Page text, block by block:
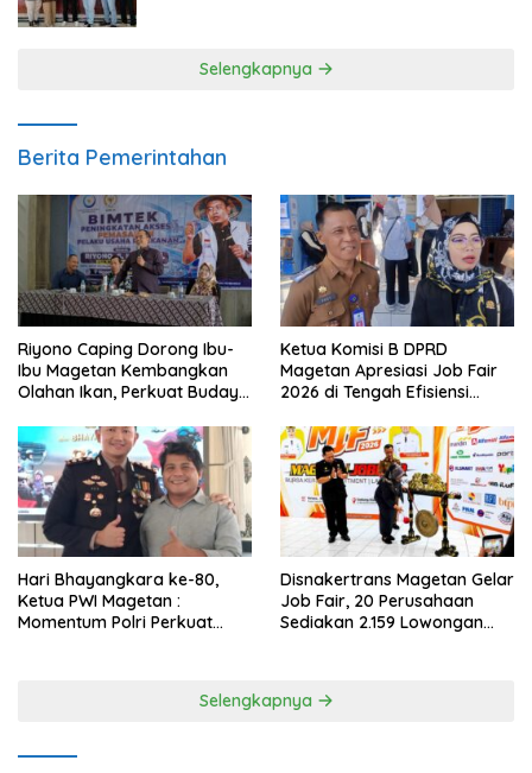
Selengkapnya
Berita Pemerintahan
Riyono Caping Dorong Ibu-
Ibu Magetan Kembangkan
Olahan Ikan, Perkuat Budaya
Ketua Komisi B DPRD
Magetan Apresiasi Job Fair
2026 di Tengah Efisiensi
Hari Bhayangkara ke-80,
Ketua PWI Magetan :
Momentum Polri Perkuat
Disnakertrans Magetan Gelar
Job Fair, 20 Perusahaan
Sediakan 2.159 Lowongan
Selengkapnya